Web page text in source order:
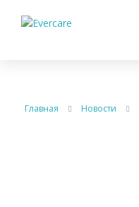
Главная Новости